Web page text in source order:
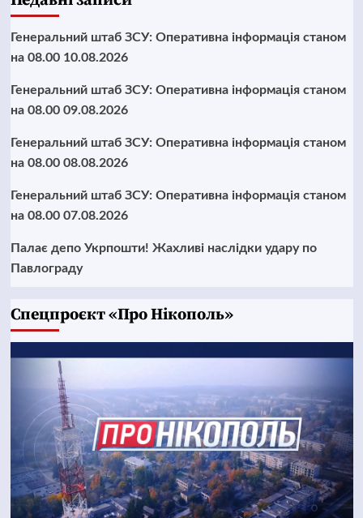
Генеральний штаб ЗСУ: Оперативна інформація станом
на 08.00 10.08.2026
Генеральний штаб ЗСУ: Оперативна інформація станом
на 08.00 09.08.2026
Генеральний штаб ЗСУ: Оперативна інформація станом
на 08.00 08.08.2026
Генеральний штаб ЗСУ: Оперативна інформація станом
на 08.00 07.08.2026
Палає депо Укрпошти! Жахливі наслідки удару по
Павлограду
Cпецпроєкт «Про Нікополь»